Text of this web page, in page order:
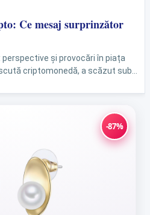
Ce mesaj surprinzător
perspective și provocări în piața
criptomonedă, a scăzut sub
-87%